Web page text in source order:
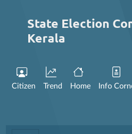
State Election
Kerala
Citizen Trend Home Info